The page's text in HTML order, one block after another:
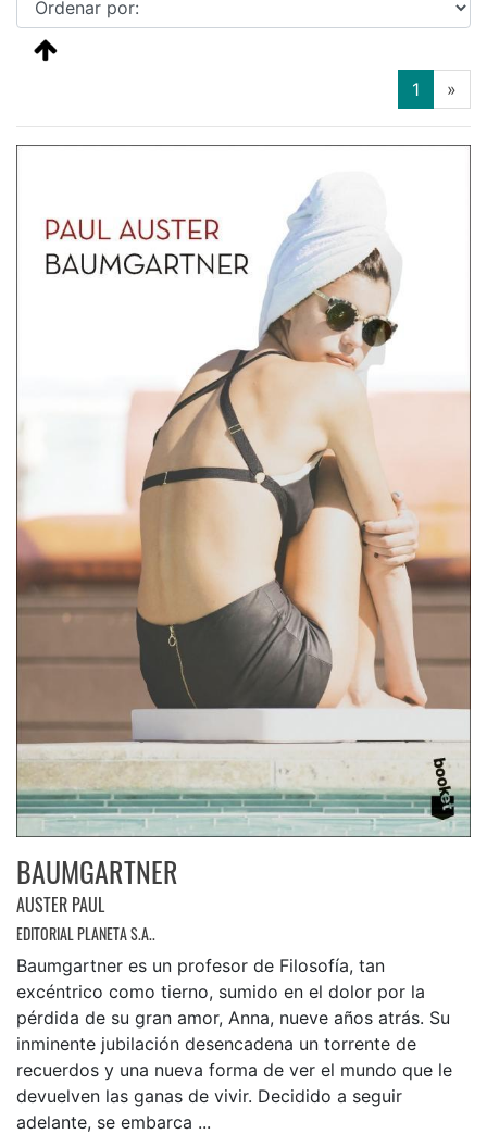
1 »
BAUMGARTNER
AUSTER PAUL
EDITORIAL PLANETA S.A..
Baumgartner es un profesor de Filosofía, tan
excéntrico como tierno, sumido en el dolor por la
pérdida de su gran amor, Anna, nueve años atrás. Su
inminente jubilación desencadena un torrente de
recuerdos y una nueva forma de ver el mundo que le
devuelven las ganas de vivir. Decidido a seguir
adelante, se embarca ...